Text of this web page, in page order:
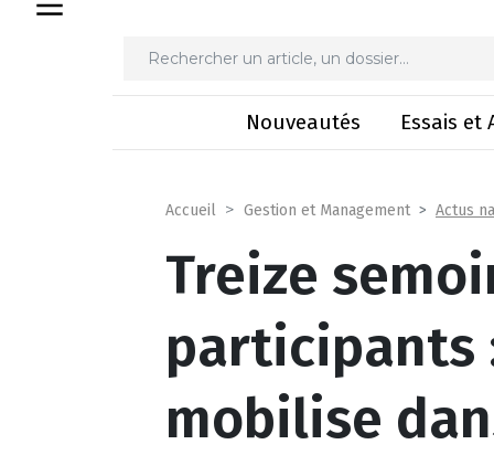
Nouveautés Essais et
Accueil Gestion et Management Actus
Treize
participants
mobilise